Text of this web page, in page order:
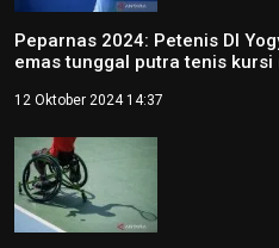
Peparnas 2024: Petenis DI
emas tunggal putra tenis kursi
12 Oktober 2024 14:37